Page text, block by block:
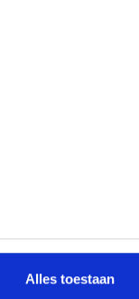
Alles toestaan
je naar op zoek